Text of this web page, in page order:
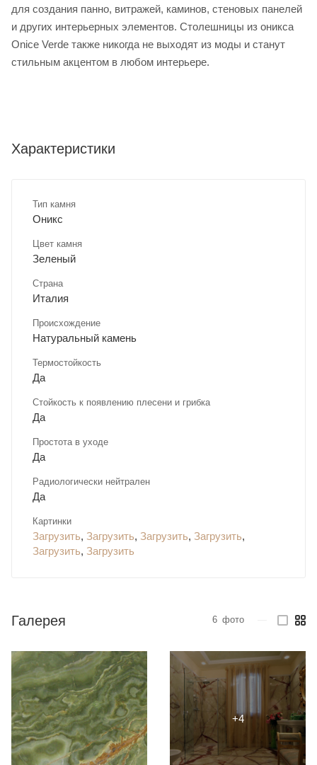
для создания панно, витражей, каминов, стеновых панелей
и других интерьерных элементов. Столешницы из оникса
Onice Verde также никогда не выходят из моды и станут
стильным акцентом в любом интерьере.
Характеристики
Тип камня
Оникс
Цвет камня
Зеленый
Страна
Италия
Происхождение
Натуральный камень
Термостойкость
Да
Стойкость к появлению плесени и грибка
Да
Простота в уходе
Да
Радиологически нейтрален
Да
Картинки
Загрузить, Загрузить, Загрузить, Загрузить,
Загрузить, Загрузить
Галерея 6 фото